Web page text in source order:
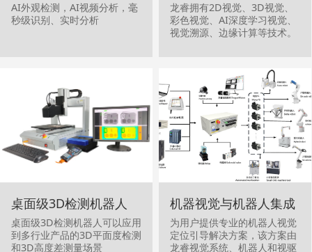
AI外观检测，AI视频分析，毫
秒级识别、实时分析
龙睿拥有2D视觉、3D视觉、
彩色视觉、AI深度学习视觉、
视觉溯源、边缘计算等技术。
桌面级3D检测机器人
桌面级3D检测机器人可以应用
到多行业产品的3D平面度检测
和3D高度差测量场景
机器视觉与机器人集成
为用户提供专业的机器人视觉
定位引导解决方案，该方案由
龙睿视觉系统、机器人和视驱